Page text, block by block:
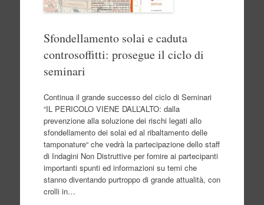
Sfondellamento solai e caduta
controsoffitti: prosegue il ciclo di
seminari
Continua il grande successo del ciclo di Seminari
“IL PERICOLO VIENE DALL’ALTO: dalla
prevenzione alla soluzione dei rischi legati allo
sfondellamento dei solai ed al ribaltamento delle
tamponature“ che vedrà la partecipazione dello staff
di Indagini Non Distruttive per fornire ai partecipanti
importanti spunti ed informazioni su temi che
stanno diventando purtroppo di grande attualità, con
crolli in…